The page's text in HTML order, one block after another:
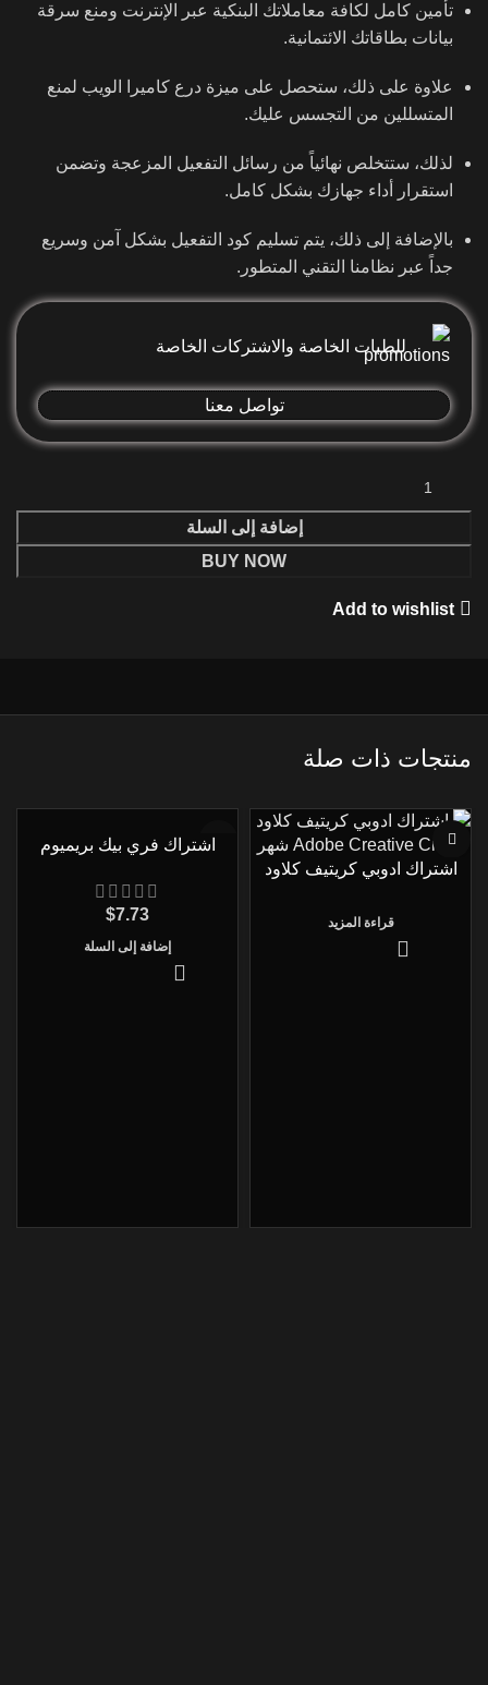
تأمين كامل لكافة معاملاتك البنكية عبر الإنترنت ومنع سرقة
بيانات بطاقاتك الائتمانية.
علاوة على ذلك، ستحصل على ميزة درع كاميرا الويب لمنع
المتسللين من التجسس عليك.
لذلك، ستتخلص نهائياً من رسائل التفعيل المزعجة وتضمن
استقرار أداء جهازك بشكل كامل.
بالإضافة إلى ذلك، يتم تسليم كود التفعيل بشكل آمن وسريع
جداً عبر نظامنا التقني المتطور.
للطبات الخاصة والاشتركات الخاصة
تواصل معنا
إضافة إلى السلة
BUY NOW
Add to wishlist
منتجات ذات صلة
اشتراك ادوبي كريتيف كلاود
3 شهور
قراءة المزيد
اشتراك فري بيك بريميوم
$7.73
إضافة إلى السلة